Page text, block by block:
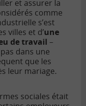
et assurer la
comme
s’est
villes et d’une
de travail –
dans une
que les
leur mariage.
sociales était